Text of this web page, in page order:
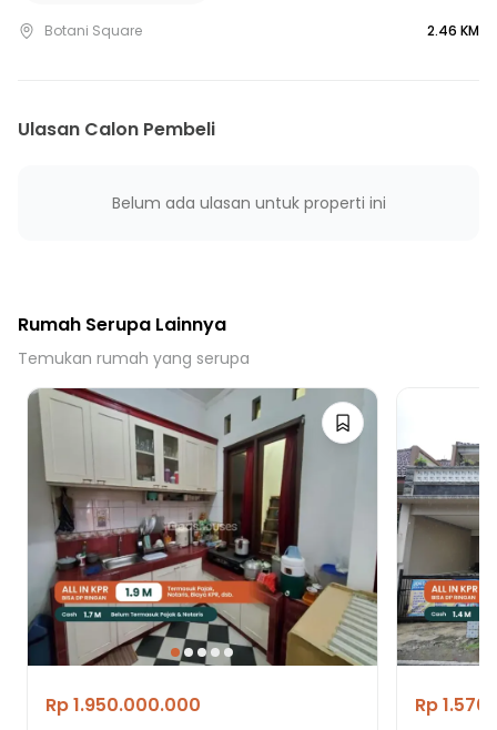
Botani Square 2.46 KM
Ulasan Calon Pembeli
Belum ada ulasan untuk properti ini
Rumah Serupa Lainnya
Temukan rumah yang serupa
Rp 1.950.000.000 Rp